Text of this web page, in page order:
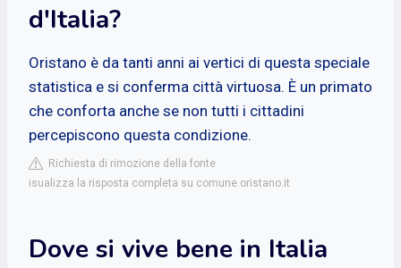
d'Italia?
Oristano è da tanti anni ai vertici di questa speciale
statistica e si conferma città virtuosa. È un primato
che conforta anche se non tutti i cittadini
percepiscono questa condizione.
Richiesta di rimozione della fonte
isualizza la risposta completa su comune.oristano.it
Dove si vive bene in Italia